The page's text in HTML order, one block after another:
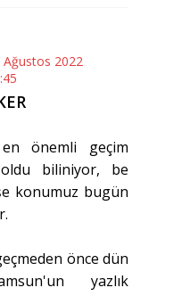
2022
en önemli geçim
biliniyor, be
konumuz bugün
önce dün
yazlık